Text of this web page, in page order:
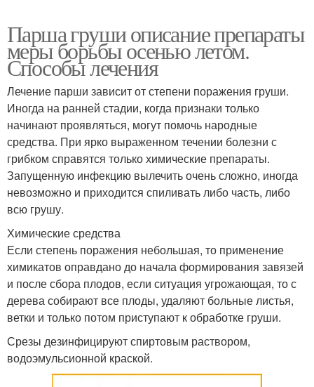
Парша груши описание препараты
меры борьбы осенью летом.
Способы лечения
Лечение парши зависит от степени поражения груши.
Иногда на ранней стадии, когда признаки только
начинают проявляться, могут помочь народные
средства. При ярко выраженном течении болезни с
грибком справятся только химические препараты.
Запущенную инфекцию вылечить очень сложно, иногда
невозможно и приходится спиливать либо часть, либо
всю грушу.
Химические средства
Если степень поражения небольшая, то применение
химикатов оправдано до начала формирования завязей
и после сбора плодов, если ситуация угрожающая, то с
дерева собирают все плоды, удаляют больные листья,
ветки и только потом приступают к обработке груши.
Срезы дезинфицируют спиртовым раствором,
водоэмульсионной краской.